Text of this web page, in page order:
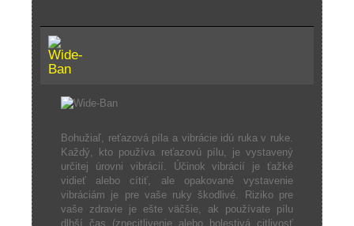
Bohužiaľ, reťazová píla a vibrácie idú ruka v ruke.
Každý, kto používa reťazovú pílu, je vystavený
určitej úrovni vibrácií. Účinok vibrácií je ťažké
vidieť alebo cítiť, ale opakované vystavenie
vibráciám je pre vaše ruky škodlivé. Riziko pre
vaše zdravie je ešte väčšie, ak používate pílu
dlhší čas (znecitlivenie alebo bolestivá citlivosť